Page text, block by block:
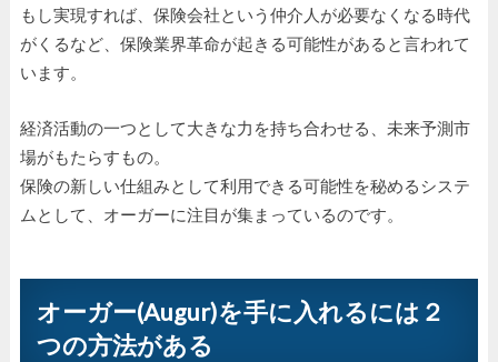
もし実現すれば、保険会社という仲介人が必要なくなる時代
がくるなど、保険業界革命が起きる可能性があると言われて
います。
経済活動の一つとして大きな力を持ち合わせる、未来予測市
場がもたらすもの。
保険の新しい仕組みとして利用できる可能性を秘めるシステ
ムとして、オーガーに注目が集まっているのです。
オーガー(Augur)を手に入れるには２
つの方法がある